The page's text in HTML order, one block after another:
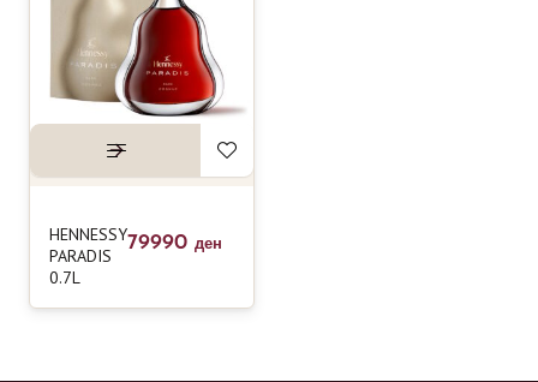
HENNESSY
PARADIS
0.7L
79990 ден